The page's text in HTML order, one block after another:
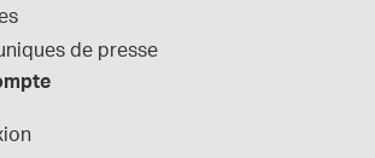
de presse